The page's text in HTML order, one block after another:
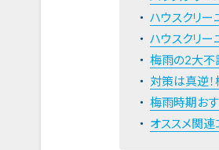
ハウスクリー
ハウスクリー
梅雨の2大不
対策は真逆
梅雨時期お
オススメ関連